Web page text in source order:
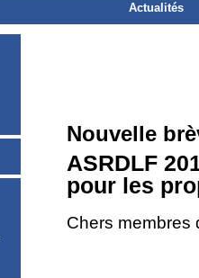
Actualités
Nouvelle
ASRDLF
pour les
Chers membres